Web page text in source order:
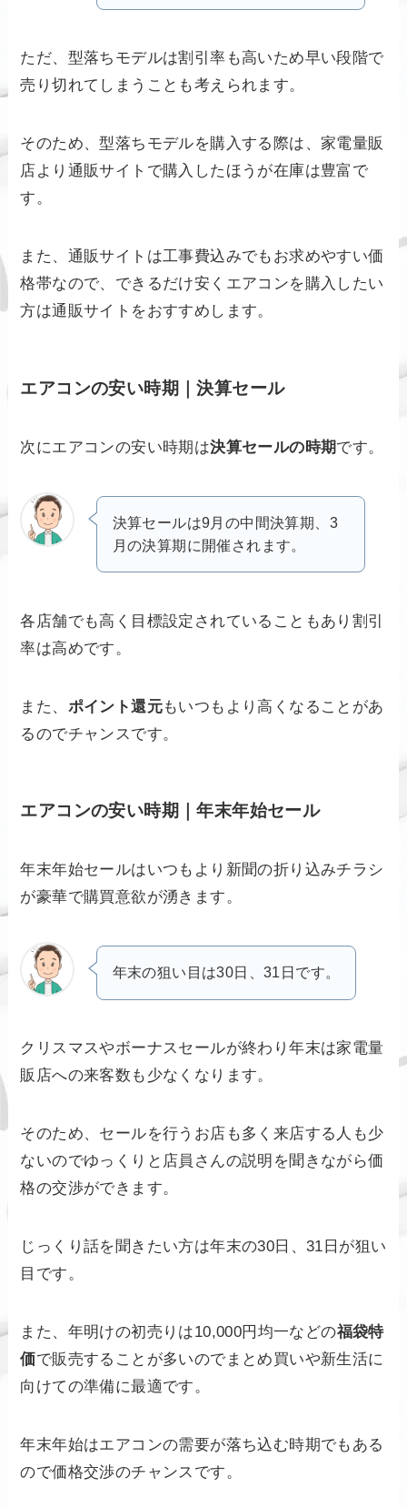
ただ、型落ちモデルは割引率も高いため早い段階で
売り切れてしまうことも考えられます。
そのため、型落ちモデルを購入する際は、家電量販
店より通販サイトで購入したほうが在庫は豊富で
す。
また、通販サイトは工事費込みでもお求めやすい価
格帯なので、できるだけ安くエアコンを購入したい
方は通販サイトをおすすめします。
エアコンの安い時期｜決算セール
次にエアコンの安い時期は決算セールの時期です。
決算セールは9月の中間決算期、3
月の決算期に開催されます。
各店舗でも高く目標設定されていることもあり割引
率は高めです。
また、 ポイント還元もいつもより高くなることがあ
るのでチャンスです。
エアコンの安い時期｜年末年始セール
年末年始セールはいつもより新聞の折り込みチラシ
が豪華で購買意欲が湧きます。
年末の狙い目は30日、31日です。
クリスマスやボーナスセールが終わり年末は家電量
販店への来客数も少なくなります。
そのため、セールを行うお店も多く来店する人も少
ないのでゆっくりと店員さんの説明を聞きながら価
格の交渉ができます。
じっくり話を聞きたい方は年末の30日、31日が狙い
目です。
また、年明けの初売りは10,000円均一などの福袋特
価で販売することが多いのでまとめ買いや新生活に
向けての準備に最適です。
年末年始はエアコンの需要が落ち込む時期でもある
ので価格交渉のチャンスです。